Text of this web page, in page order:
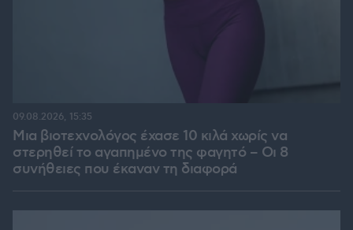
Μια βιοτεχνολόγος έχασε 10 κιλά χωρίς να
στερηθεί το αγαπημένο της φαγητό – Οι 8
συνήθειες που έκαναν τη διαφορά
09.08.2026, 15:35